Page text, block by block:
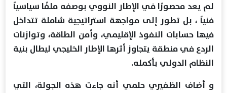
لم يعد محصورًا في الإطار النووي بوصفه ملفًا سياسياً
فنياً ، بل تطور إلى مواجهة استراتيجية شاملة تتداخل
فيها حسابات النفوذ الإقليمي، وأمن الطاقة، وتوازنات
الردع في منطقة يتجاوز أثرها الإطار الخليجي ليطال بنية
النظام الدولي بأكمله.
و أضاف الظفيري حلمي أنه جاءت هذه الجولة، التي